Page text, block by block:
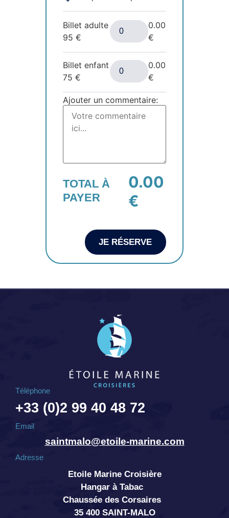
Billet adulte
95€
0.00
€
Billet enfant
75€
0.00
€
Ajouter un commentaire:
TOTAL À
PAYER
0.00
€
JE RÉSERVE
Téléphone
+33 (0)2 99 40 48 72
Email
saintmalo@etoile-marine.com
Adresse
Etoile Marine Croisière
Hangar à Tabac
Chaussée des Corsaires
35 400 SAINT-MALO